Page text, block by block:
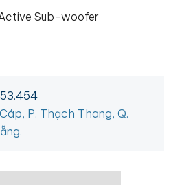
Sub-woofer
P. Thạch Thang, Q.